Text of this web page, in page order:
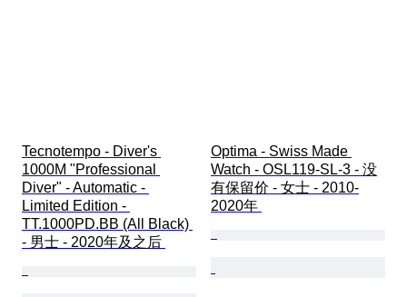
Tecnotempo - Diver's
1000M "Professional
Diver" - Automatic -
Limited Edition -
TT.1000PD.BB (All Black)
- 男士 - 2020年及之后
Optima - Swiss Made
Watch - OSL119-SL-3 - 没
有保留价 - 女士 - 2010-
2020年